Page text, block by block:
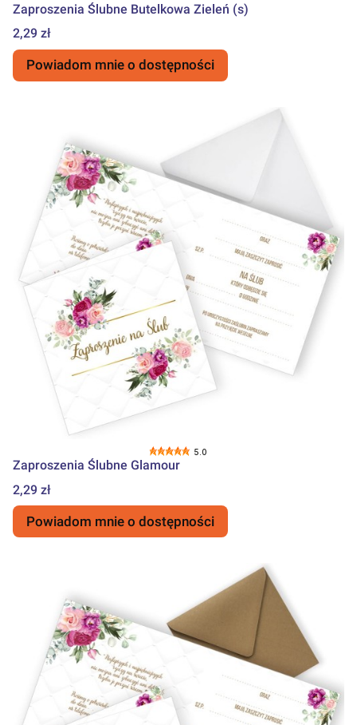
Zaproszenia Ślubne Butelkowa Zieleń (s)
Cena
2,29 zł
Powiadom mnie o dostępności
5.0
Zaproszenia Ślubne Glamour
Cena
2,29 zł
Powiadom mnie o dostępności